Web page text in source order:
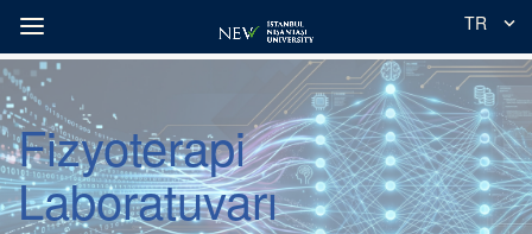
TR
Fizyoterapi
Laboratuvarı